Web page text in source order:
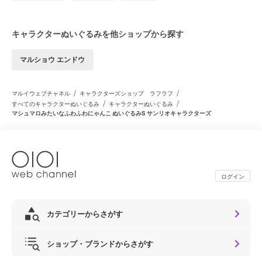
キャラクターぬいぐるみを他ショップから探す
マルショウ エンドウ
マルイウェブチャネル / キャラクターズショップ ラフラフ /
すべてのキャラクターぬいぐるみ / キャラクターぬいぐるみ /
マシュマロみたいなふわふわにゃんこ ぬいぐるみS サンリオキャラクターズ
ログイン
カテゴリーからさがす
ショップ・ブランドからさがす